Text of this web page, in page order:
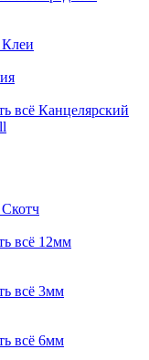
Клеи
всё Канцелярский
всё 12мм
всё 3мм
всё 6мм